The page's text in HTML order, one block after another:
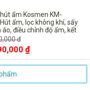
ẩm Kosmen KM-
ẩm, lọc không khí, sấy
áo, điều chỉnh độ ẩm, kết
- Chính hãng, Bảo hành
tại nhà
đ
₫